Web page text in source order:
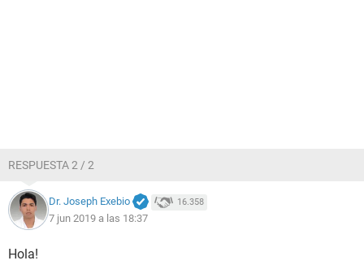
RESPUESTA 2 / 2
Dr. Joseph Exebio 16.358
7 jun 2019 a las 18:37
Hola!